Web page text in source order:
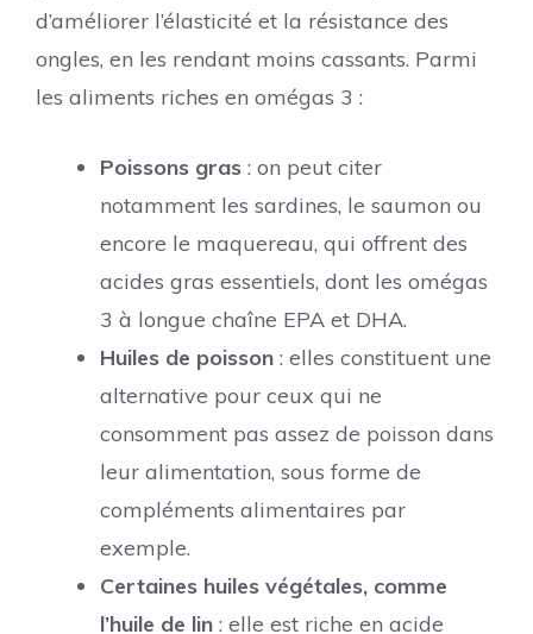
d’améliorer l’élasticité et la résistance des
ongles, en les rendant moins cassants. Parmi
les aliments riches en omégas 3 :
Poissons gras : on peut citer
notamment les sardines, le saumon ou
encore le maquereau, qui offrent des
acides gras essentiels, dont les omégas
3 à longue chaîne EPA et DHA.
Huiles de poisson : elles constituent une
alternative pour ceux qui ne
consomment pas assez de poisson dans
leur alimentation, sous forme de
compléments alimentaires par
exemple.
Certaines huiles végétales, comme
l’huile de lin : elle est riche en acide